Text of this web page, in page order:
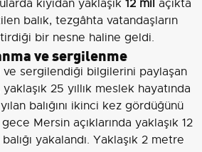
kıyıdan yaklaşık 12 mil açıkta
balık, tezgâhta vatandaşların
bir nesne haline geldi.
ve sergilenme
ve sergilendiği bilgilerini paylaşan
yaklaşık 25 yıllık meslek hayatında
balığını ikinci kez gördüğünü
Mersin açıklarında yaklaşık 12
yakalandı. Yaklaşık 2 metre